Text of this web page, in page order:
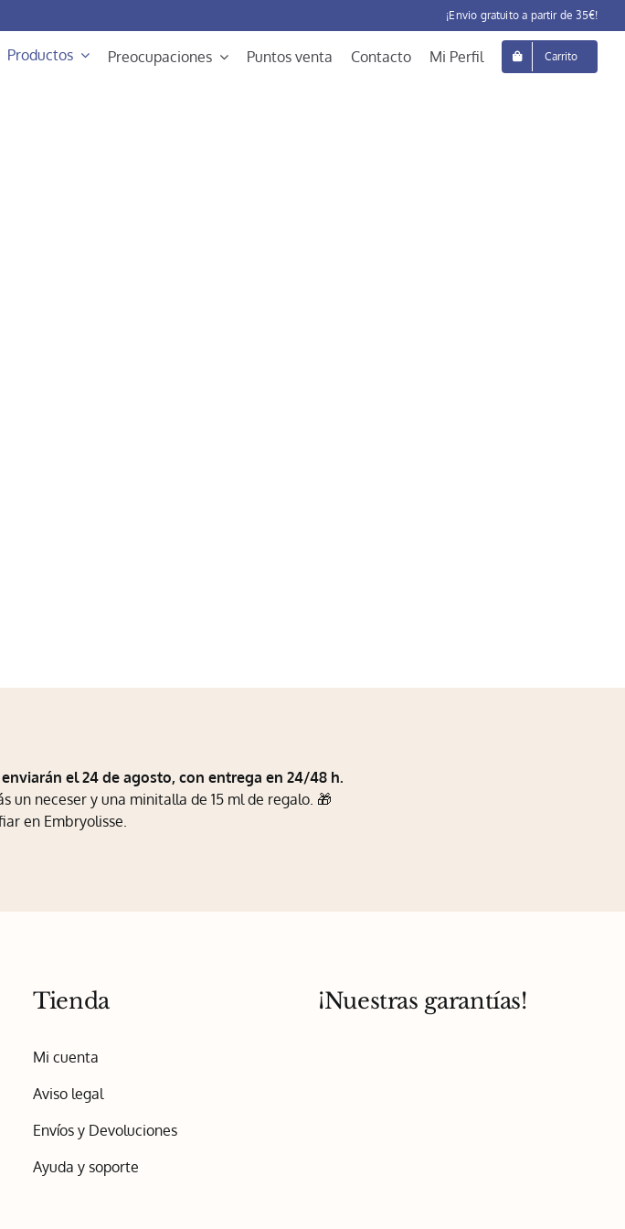
¡Envio gratuito a partir de 35€!
Productos Preocupaciones Puntos venta Contacto Mi Perfil Carrito
el 24 de agosto, con entrega en 24/48 h.
un neceser y una minitalla de 15 ml de regalo. 🎁
en Embryolisse.
Tienda
Mi cuenta
Aviso legal
Envíos y Devoluciones
Ayuda y soporte
¡Nuestras garantías!